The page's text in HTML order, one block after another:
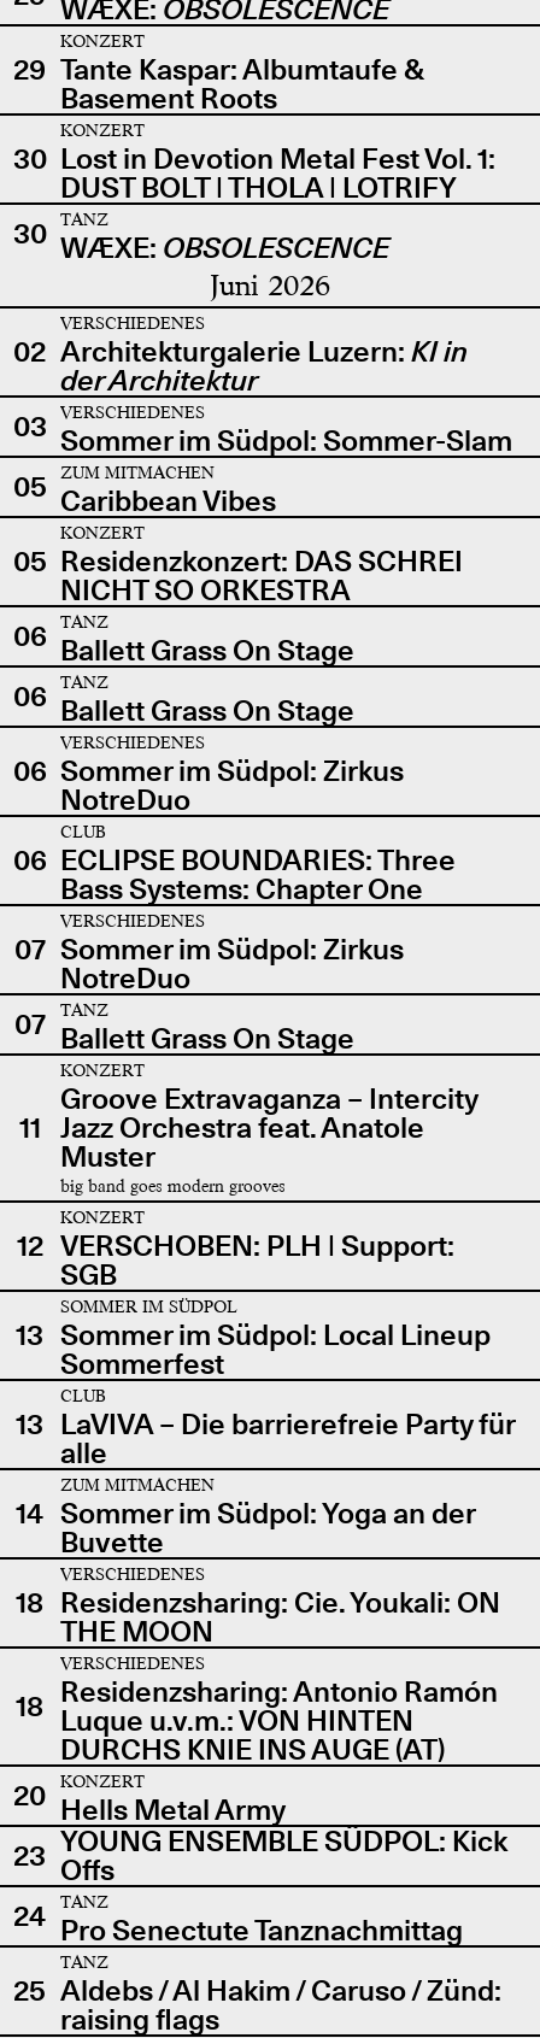
WÆXE: OBSOLESCENCE
29
KONZERT
Tante Kaspar: Albumtaufe &
Basement Roots
30
KONZERT
Lost in Devotion Metal Fest Vol. 1:
DUST BOLT | THOLA | LOTRIFY
30
TANZ
WÆXE: OBSOLESCENCE
Juni 2026
02
VERSCHIEDENES
Architekturgalerie Luzern: KI in
der Architektur
03
VERSCHIEDENES
Sommer im Südpol: Sommer-Slam
05
ZUM MITMACHEN
Caribbean Vibes
05
KONZERT
Residenzkonzert: DAS SCHREI
NICHT SO ORKESTRA
06
TANZ
Ballett Grass On Stage
06
TANZ
Ballett Grass On Stage
06
VERSCHIEDENES
Sommer im Südpol: Zirkus
NotreDuo
06
CLUB
ECLIPSE BOUNDARIES: Three
Bass Systems: Chapter One
07
VERSCHIEDENES
Sommer im Südpol: Zirkus
NotreDuo
07
TANZ
Ballett Grass On Stage
11
KONZERT
Groove Extravaganza – Intercity
Jazz Orchestra feat. Anatole
Muster
big band goes modern grooves
12
KONZERT
VERSCHOBEN: PLH | Support:
SGB
13
SOMMER IM SÜDPOL
Sommer im Südpol: Local Lineup
Sommerfest
13
CLUB
LaVIVA – Die barrierefreie Party für
alle
14
ZUM MITMACHEN
Sommer im Südpol: Yoga an der
Buvette
18
VERSCHIEDENES
Residenzsharing: Cie. Youkali: ON
THE MOON
18
VERSCHIEDENES
Residenzsharing: Antonio Ramón
Luque u.v.m.: VON HINTEN
DURCHS KNIE INS AUGE (AT)
20
KONZERT
Hells Metal Army
23 YOUNG ENSEMBLE SÜDPOL: Kick
Offs
24
TANZ
Pro Senectute Tanznachmittag
25
TANZ
Aldebs / Al Hakim / Caruso / Zünd:
raising flags